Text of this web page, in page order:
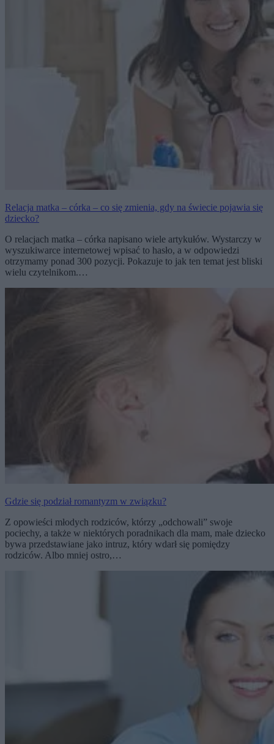
Relacja matka – córka – co się zmienia, gdy na świecie pojawia się
dziecko?
O relacjach matka – córka napisano wiele artykułów. Wystarczy w
wyszukiwarce internetowej wpisać to hasło, a w odpowiedzi
otrzymamy ponad 300 pozycji. Pokazuje to jak ten temat jest bliski
wielu czytelnikom.…
Gdzie się podział romantyzm w związku?
Z opowieści młodych rodziców, którzy „odchowali” swoje
pociechy, a także w niektórych poradnikach dla mam, małe dziecko
bywa przedstawiane jako intruz, który wdarł się pomiędzy
rodziców. Albo mniej ostro,…